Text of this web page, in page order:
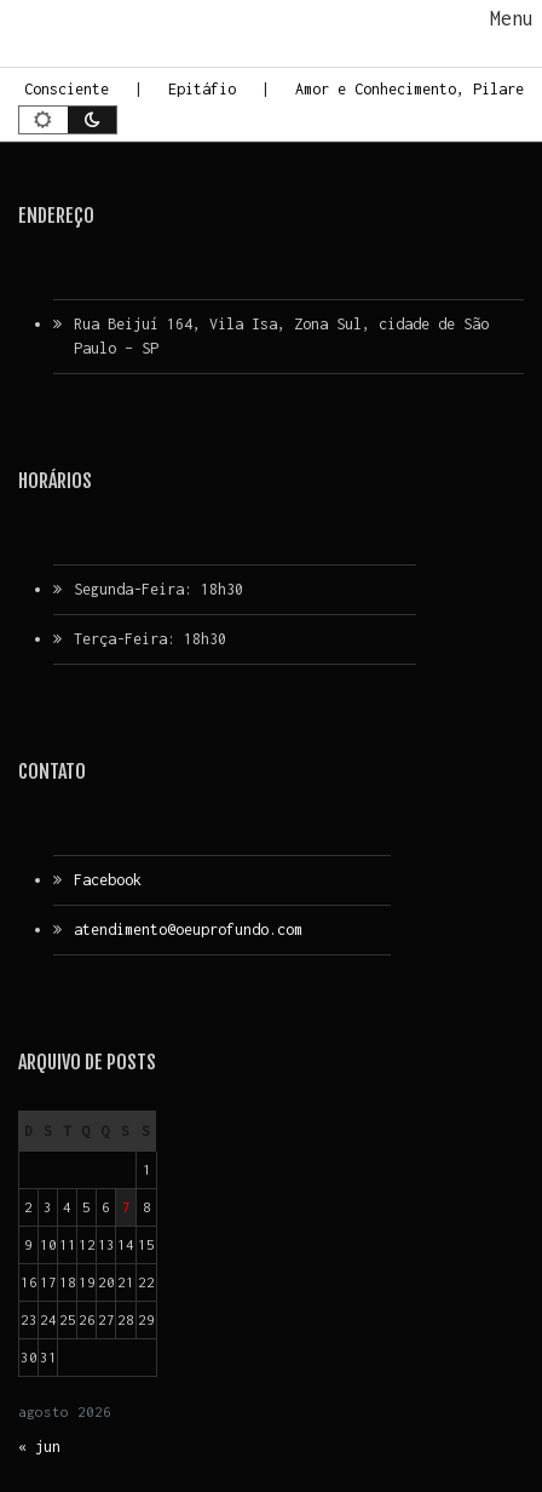
Consciente Epitáfio Amor e Conhecimento,
ENDEREÇO
Rua Beijuí 164, Vila Isa, Zona Sul, cidade de São
Paulo – SP
HORÁRIOS
Segunda-Feira: 18h30
Terça-Feira: 18h30
CONTATO
Facebook
atendimento@oeuprofundo.com
ARQUIVO DE POSTS
agosto 2026
D S T Q Q S S
1
2 3 4 5 6 7 8
9 10 11 12 13 14 15
16 17 18 19 20 21 22
23 24 25 26 27 28 29
30 31
« jun